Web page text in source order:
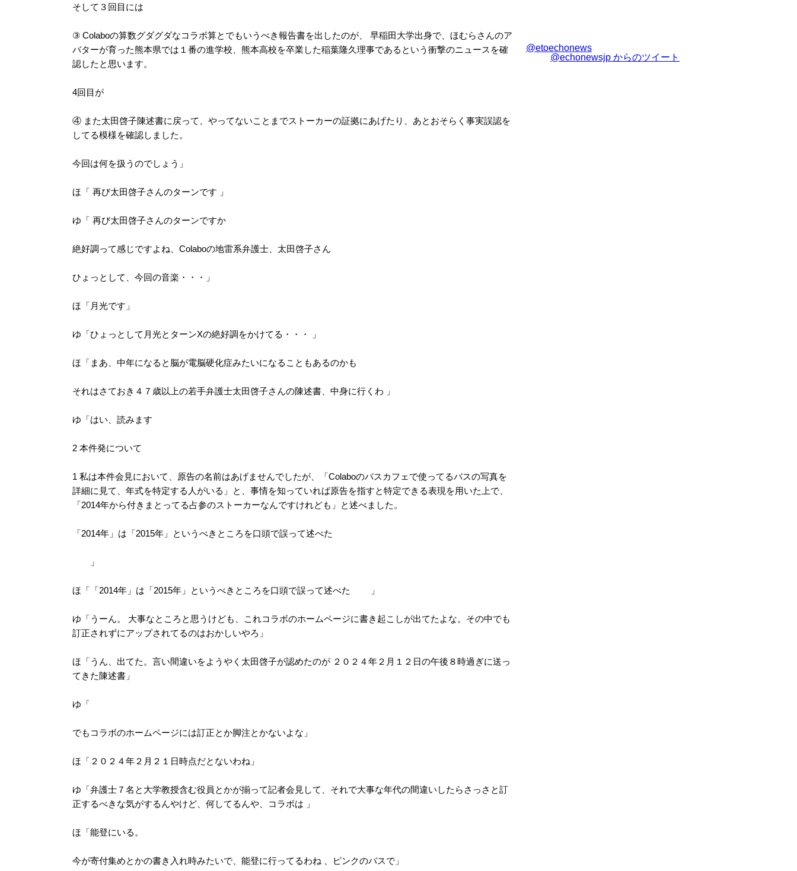
そして３回目には
③ Colaboの算数グダグダなコラボ算とでもいうべき報告書を出したのが、 早稲田大学出身で、ほむらさんのア
バターが育った熊本県では１番の進学校、熊本高校を卒業した稲葉隆久理事であるという衝撃のニュースを確
認したと思います。
4回目が
④ また太田啓子陳述書に戻って、やってないことまでストーカーの証拠にあげたり、あとおそらく事実誤認を
してる模様を確認しました。
今回は何を扱うのでしょう」
ほ「 再び太田啓子さんのターンです 」
ゆ「 再び太田啓子さんのターンですか
絶好調って感じですよね、Colaboの地雷系弁護士、太田啓子さん
ひょっとして、今回の音楽・・・」
ほ「月光です」
ゆ「ひょっとして月光とターンXの絶好調をかけてる・・・ 」
ほ「まあ、中年になると脳が電脳硬化症みたいになることもあるのかも
それはさておき４７歳以上の若手弁護士太田啓子さんの陳述書、中身に行くわ 」
ゆ「はい、読みます
2 本件発について
1 私は本件会見において、原告の名前はあげませんでしたが、「Colaboのパスカフェで使ってるバスの写真を
詳細に見て、年式を特定する人がいる」と、事情を知っていれば原告を指すと特定できる表現を用いた上で、
「2014年から付きまとってる占参のストーカーなんですけれども」と述べました。
「2014年」は「2015年」というべきところを口頭で誤って述べた
」
ほ「「2014年」は「2015年」というべきところを口頭で誤って述べた 」
ゆ「うーん。 大事なところと思うけども、これコラボのホームページに書き起こしが出てたよな。その中でも
訂正されずにアップされてるのはおかしいやろ」
ほ「うん、出てた。言い間違いをようやく太田啓子が認めたのが ２０２４年２月１２日の午後８時過ぎに送っ
てきた陳述書」
ゆ「
でもコラボのホームページには訂正とか脚注とかないよな」
ほ「２０２４年２月２１日時点だとないわね」
ゆ「弁護士７名と大学教授含む役員とかが揃って記者会見して、それで大事な年代の間違いしたらさっさと訂
正するべきな気がするんやけど、何してるんや、コラボは 」
ほ「能登にいる。
今が寄付集めとかの書き入れ時みたいで、能登に行ってるわね 、ピンクのバスで」
@etoechonews
@echonewsjp からのツイート